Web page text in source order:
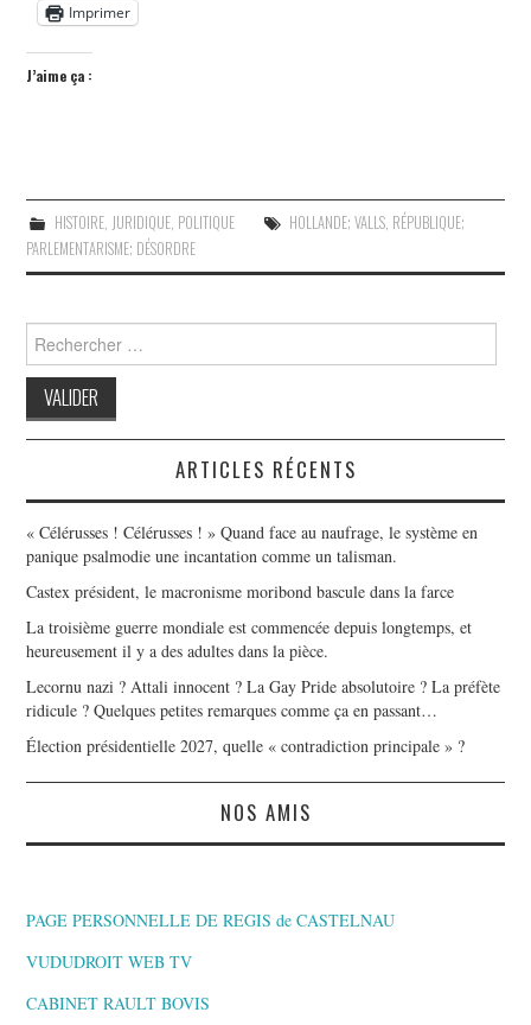
Imprimer
J’aime ça :
HISTOIRE, JURIDIQUE, POLITIQUE HOLLANDE; VALLS, RÉPUBLIQUE;
PARLEMENTARISME; DÉSORDRE
Search
for:
ARTICLES RÉCENTS
« Célérusses ! Célérusses ! » Quand face au naufrage, le système en
panique psalmodie une incantation comme un talisman.
Castex président, le macronisme moribond bascule dans la farce
La troisième guerre mondiale est commencée depuis longtemps, et
heureusement il y a des adultes dans la pièce.
Lecornu nazi ? Attali innocent ? La Gay Pride absolutoire ? La préfète
ridicule ? Quelques petites remarques comme ça en passant…
Élection présidentielle 2027, quelle « contradiction principale » ?
NOS AMIS
PAGE PERSONNELLE DE REGIS de CASTELNAU
VUDUDROIT WEB TV
CABINET RAULT BOVIS